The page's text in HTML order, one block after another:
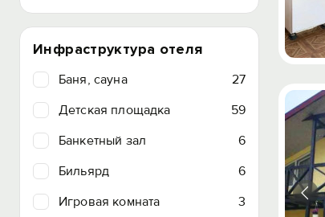
Инфраструктура отеля
Баня, сауна
27
Детская площадка
59
Банкетный зал
6
Бильярд
6
Игровая комната
3